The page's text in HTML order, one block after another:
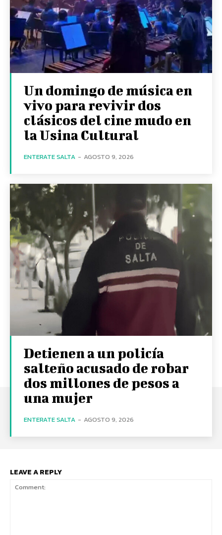
Un domingo de música en
vivo para revivir dos
clásicos del cine mudo en
la Usina Cultural
ENTERATE SALTA - AGOSTO 9, 2026
Detienen a un policía
salteño acusado de robar
dos millones de pesos a
una mujer
ENTERATE SALTA - AGOSTO 9, 2026
LEAVE A REPLY